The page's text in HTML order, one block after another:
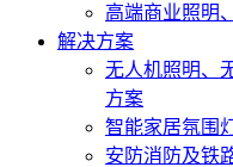
高端商业照明
解决方案
无人机照明、
方案
智能家居氛围
安防消防及铁